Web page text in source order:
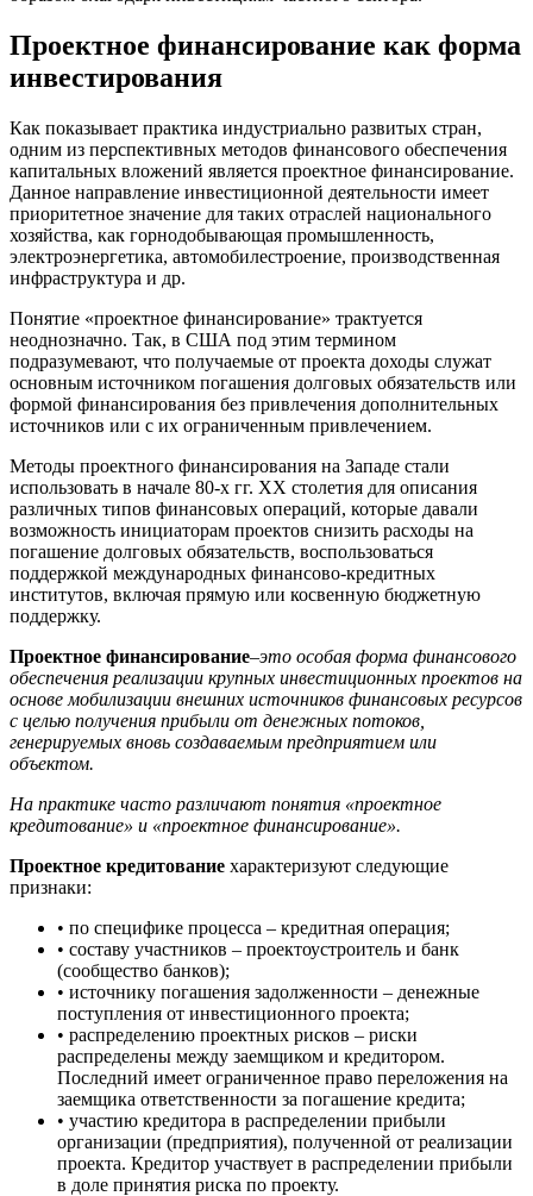
Проектное финансирование как форма
инвестирования
Как показывает практика индустриально развитых стран,
одним из перспективных методов финансового обеспечения
капитальных вложений является проектное финансирование.
Данное направление инвестиционной деятельности имеет
приоритетное значение для таких отраслей национального
хозяйства, как горнодобывающая промышленность,
электроэнергетика, автомобилестроение, производственная
инфраструктура и др.
Понятие «проектное финансирование» трактуется
неоднозначно. Так, в США под этим термином
подразумевают, что получаемые от проекта доходы служат
основным источником погашения долговых обязательств или
формой финансирования без привлечения дополнительных
источников или с их ограниченным привлечением.
Методы проектного финансирования на Западе стали
использовать в начале 80-х гг. XX столетия для описания
различных типов финансовых операций, которые давали
возможность инициаторам проектов снизить расходы на
погашение долговых обязательств, воспользоваться
поддержкой международных финансово-кредитных
институтов, включая прямую или косвенную бюджетную
поддержку.
Проектное финансирование–это особая форма финансового
обеспечения реализации крупных инвестиционных проектов на
основе мобилизации внешних источников финансовых ресурсов
с целью получения прибыли от денежных потоков,
генерируемых вновь создаваемым предприятием или
объектом.
На практике часто различают понятия «проектное
кредитование» и «проектное финансирование».
Проектное кредитование характеризуют следующие
признаки:
• по специфике процесса – кредитная операция;
• составу участников – проектоустроитель и банк
(сообщество банков);
• источнику погашения задолженности – денежные
поступления от инвестиционного проекта;
• распределению проектных рисков – риски
распределены между заемщиком и кредитором.
Последний имеет ограниченное право переложения на
заемщика ответственности за погашение кредита;
• участию кредитора в распределении прибыли
организации (предприятия), полученной от реализации
проекта. Кредитор участвует в распределении прибыли
в доле принятия риска по проекту.